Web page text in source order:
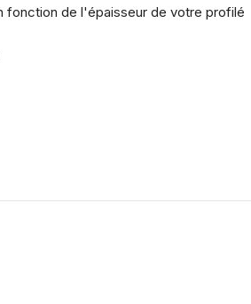
fonction de l'épaisseur de votre profilé